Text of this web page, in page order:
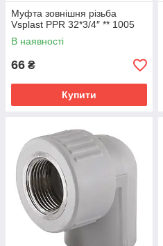
Муфта зовнішня різьба
Vsplast PPR 32*3/4″ ** 1005
В наявності
66 ₴
Купити